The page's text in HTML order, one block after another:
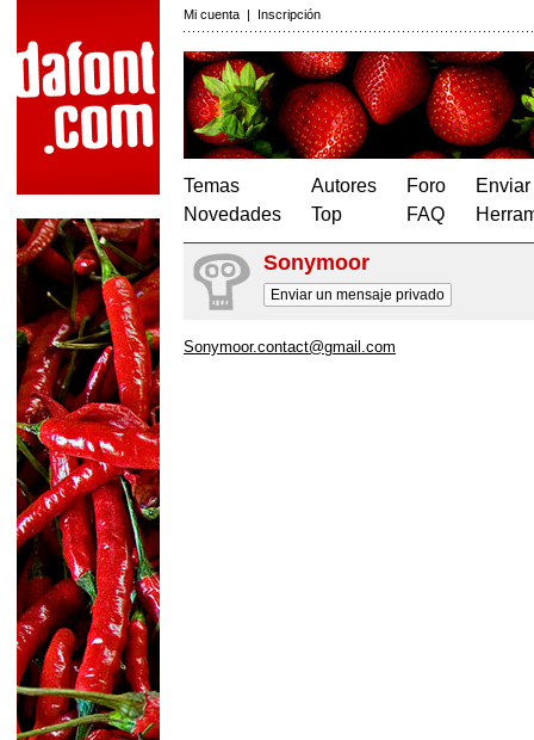
Mi cuenta | Inscripción
Temas
Novedades
Autores
Top
Foro
FAQ
Sonymoor
Enviar un mensaje privado
Sonymoor.contact@gmail.com